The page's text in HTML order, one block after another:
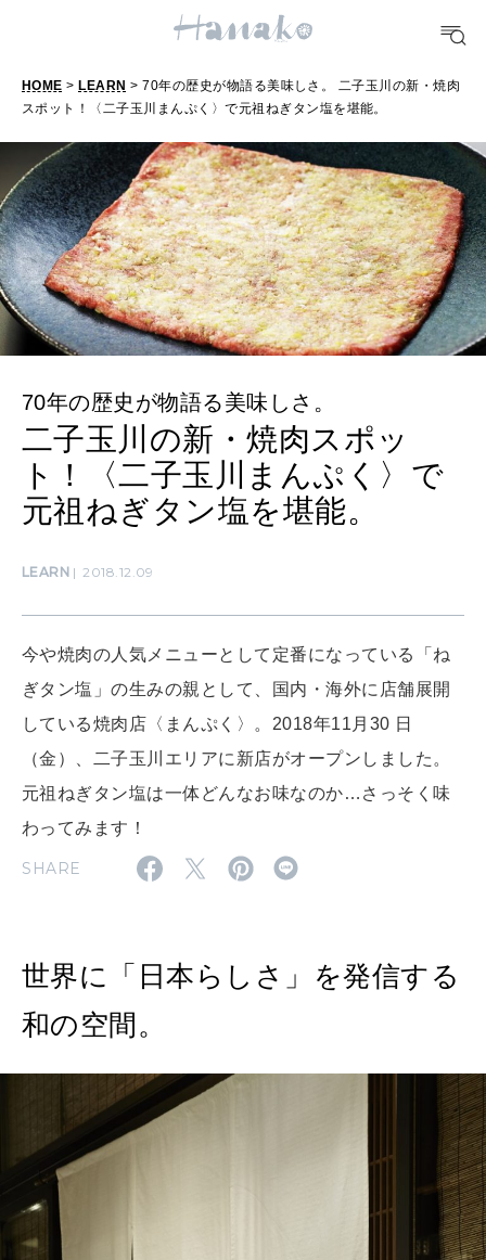
FORTUNE
明日のわたし
[12星座別] Weekly Holoscope
[12星座別] Monthly Love Holoscope
女神まり愛のタロットメッセージ
算命学がわかる今月のあなた
HEALTH
自分にやさしく
LEARN
知る、考える
MAMA
ママもいろいろ
SUSTAINABLE
自分を耕す
いい人生って？
MAGAZINE
特集
2026年8月号『お茶の時間です。』
2026年7月号「鎌倉 ローカルが 教えてくれた 本当の歩き方。」
2026年6月号「大銀座 トレンドが生まれる 新しい一流店へ。」
2026年5月号「“大好き”に出会いに。韓国」
2026年4月号「未来をつくる、学びの教科書。」
2026年3月号「スイーツ予想図 2026」
MAGAZINE
HOME > LEARN > 70年の歴史が物語る美味しさ。 二子玉川の新・焼肉
スポット！〈二子玉川まんぷく〉で元祖ねぎタン塩を堪能。
70年の歴史が物語る美味しさ。
二子玉川の新・焼肉スポッ
ト！〈二子玉川まんぷく〉で
元祖ねぎタン塩を堪能。
LEARN 2018.12.09
今や焼肉の人気メニューとして定番になっている「ね
ぎタン塩」の生みの親として、国内・海外に店舗展開
している焼肉店〈まんぷく〉。2018年11月30 日
（金）、二子玉川エリアに新店がオープンしました。
元祖ねぎタン塩は一体どんなお味なのか…さっそく味
わってみます！
SHARE
世界に「日本らしさ」を発信する
和の空間。